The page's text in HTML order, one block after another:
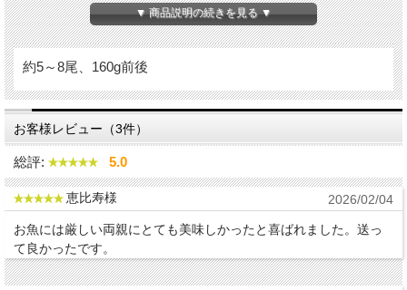
す。
▼ 商品説明の続きを見る ▼
約5～8尾、160g前後
お客様レビュー（3件）
総評: 5.0
恵比寿様 2026/02/04
お魚には厳しい両親にとても美味しかったと喜ばれました。送っ
て良かったです。